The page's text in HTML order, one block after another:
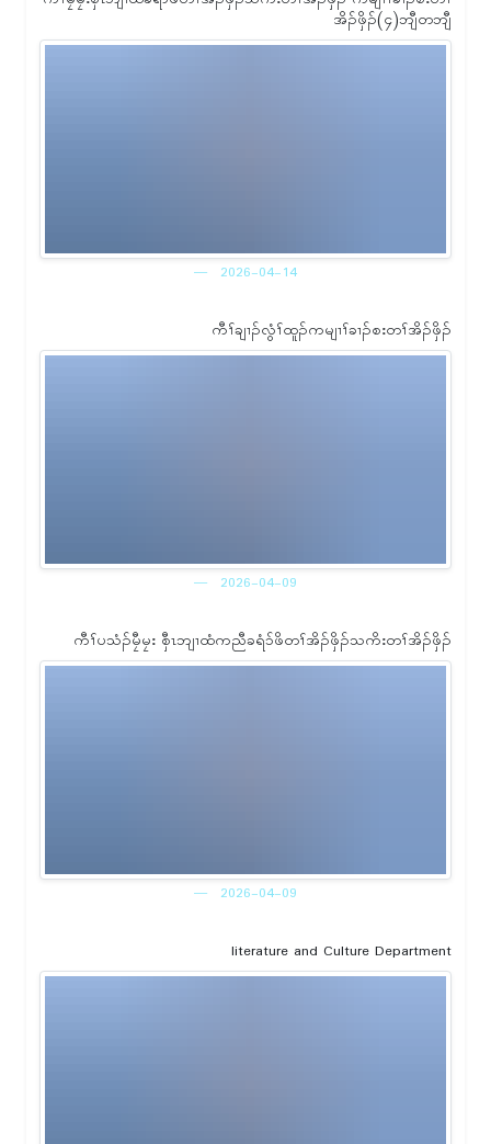
အိၣ်ဖှိၣ်(၄)ဘျီတဘျီ
2026-04-14
ကီၢ်ချၢၣ်လွံၢ်ထူၣ်ကမျၢၢ်ခၢၣ်စးတၢ်အိၣ်ဖှိၣ်
2026-04-09
ကီၢ်ပသံၣ်မၠီမၠး စှီၤဘျၢထံကညီခရံၥ်ဖိတၢ်အိၣ်ဖှိၣ်သကိးတၢ်အိၣ်ဖှိၣ်
2026-04-09
literature and Culture Department